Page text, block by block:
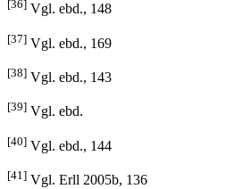
[36] Vgl. ebd., 148
[37] Vgl. ebd., 169
[38] Vgl. ebd., 143
[39] Vgl. ebd.
[40] Vgl. ebd., 144
[41] Vgl. Erll 2005b, 136